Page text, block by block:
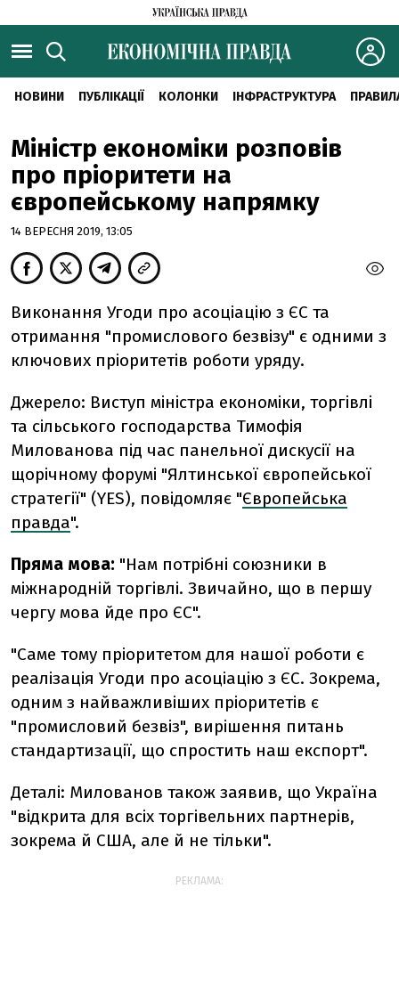
НОВИНИ ПУБЛІКАЦІЇ КОЛОНКИ ІНФРАСТРУКТУРА
Міністр економіки розповів
про пріоритети на
європейському напрямку
14 ВЕРЕСНЯ 2019, 13:05
Виконання Угоди про асоціацію з ЄС та
отримання "промислового безвізу" є одними з
ключових пріоритетів роботи уряду.
Джерело: Виступ міністра економіки, торгівлі
та сільського господарства Тимофія
Милованова під час панельної дискусії на
щорічному форумі "Ялтинської європейської
стратегії" (YES), повідомляє "Європейська
правда".
Пряма мова: "Нам потрібні союзники в
міжнародній торгівлі. Звичайно, що в першу
чергу мова йде про ЄС".
"Саме тому пріоритетом для нашої роботи є
реалізація Угоди про асоціацію з ЄС. Зокрема,
одним з найважливіших пріоритетів є
"промисловий безвіз", вирішення питань
стандартизації, що спростить наш експорт".
Деталі: Милованов також заявив, що Україна
"відкрита для всіх торгівельних партнерів,
зокрема й США, але й не тільки".
РЕКЛАМА: